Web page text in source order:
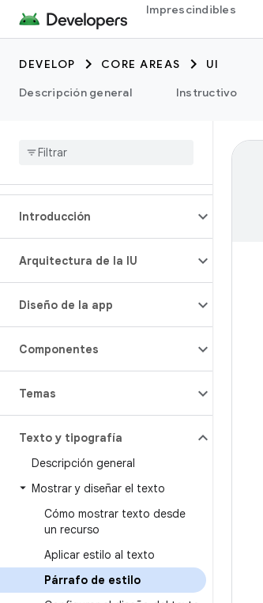
Imprescindibles
DEVELOP CORE AREAS
UI
Descripción general
Instructivo
Introducción
Arquitectura de la IU
Diseño de la app
Componentes
Temas
Texto y tipografía
Descripción general
Mostrar y diseñar el texto
Cómo mostrar texto desde
un recurso
Aplicar estilo al texto
Párrafo de estilo